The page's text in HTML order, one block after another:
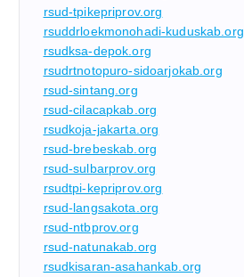
rsud-tpikepriprov.org
rsuddrloekmonohadi-kuduskab.org
rsudksa-depok.org
rsudrtnotopuro-sidoarjokab.org
rsud-sintang.org
rsud-cilacapkab.org
rsudkoja-jakarta.org
rsud-brebeskab.org
rsud-sulbarprov.org
rsudtpi-kepriprov.org
rsud-langsakota.org
rsud-ntbprov.org
rsud-natunakab.org
rsudkisaran-asahankab.org